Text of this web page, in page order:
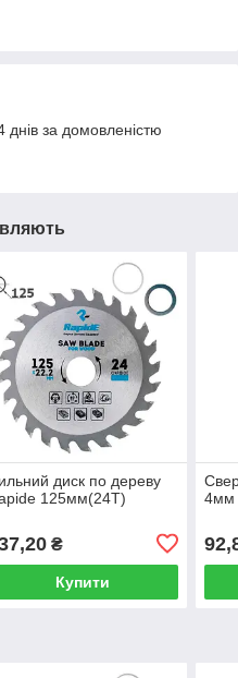
за домовленістю
диск по дереву
125мм(24Т)
₴
Купити
4мм